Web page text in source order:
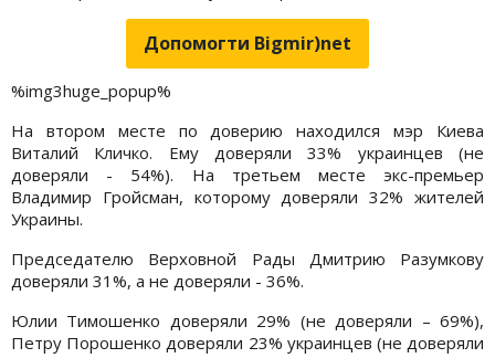
Допомогти Bigmir)net
%img3huge_popup%
На втором месте по доверию находился мэр Киева
Виталий Кличко. Ему доверяли 33% украинцев (не
доверяли - 54%). На третьем месте экс-премьер
Владимир Гройсман, которому доверяли 32% жителей
Украины.
Председателю Верховной Рады Дмитрию Разумкову
доверяли 31%, а не доверяли - 36%.
Юлии Тимошенко доверяли 29% (не доверяли – 69%),
Петру Порошенко доверяли 23% украинцев (не доверяли